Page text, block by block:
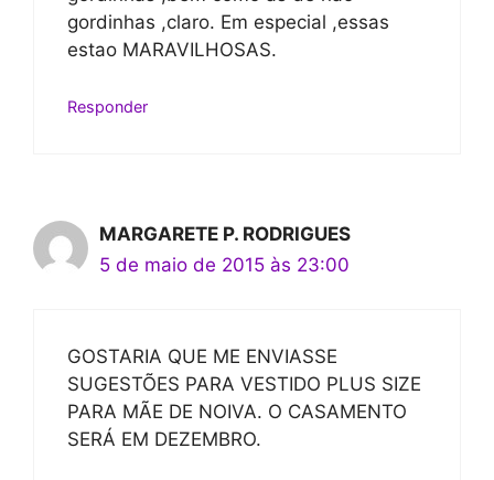
gordinhas ,claro. Em especial ,essas
estao MARAVILHOSAS.
Responder
MARGARETE P. RODRIGUES
5 de maio de 2015 às 23:00
GOSTARIA QUE ME ENVIASSE
SUGESTÕES PARA VESTIDO PLUS SIZE
PARA MÃE DE NOIVA. O CASAMENTO
SERÁ EM DEZEMBRO.